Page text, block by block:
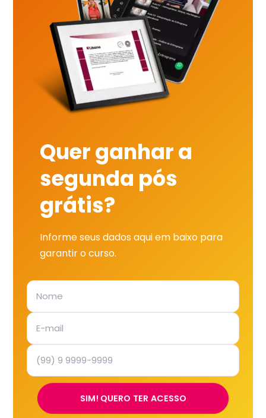
Quer ganhar a
segunda pós
grátis?
Informe seus dados aqui em baixo para
garantir o curso.
SIM! QUERO TER ACESSO